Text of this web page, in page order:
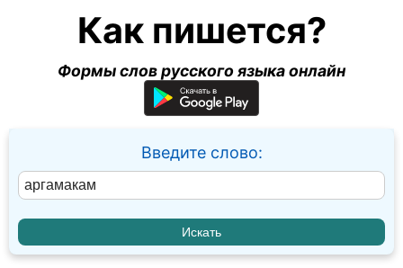
Как пишется?
Формы слов русского языка онлайн
Введите слово: